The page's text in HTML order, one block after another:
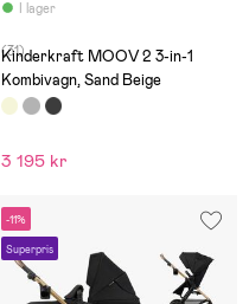
I lager
(31)
Kinderkraft MOOV 2 3-in-1
Kombivagn, Sand Beige
3 195 kr
-11%
Superpris